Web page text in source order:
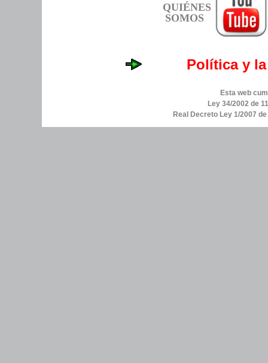
QUIÉNES
SOMOS
Política y
Esta web
Ley 34/2002 de
Real Decreto Ley 1/2007